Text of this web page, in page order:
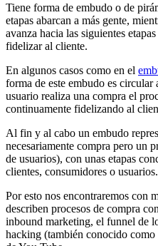
Tiene forma de embudo o de
etapas abarcan a más gente,
avanza hacia las siguientes
fidelizar al cliente.
En algunos casos como en el
forma de este embudo es circular
usuario realiza una compra el
continuamente fidelizando al
Al fin y al cabo un embudo
necesariamente compra pero un
de usuarios), con unas etapas
clientes, consumidores o usuarios.
Por esto nos encontraremos con
describen procesos de compra
inbound marketing, el funnel de
hacking (también conocido